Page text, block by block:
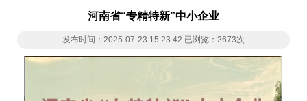
河南省“专精特新”中小企业
发布时间：2025-07-23 15:23:42 已浏览：2673次